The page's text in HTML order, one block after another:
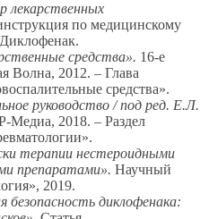
лекарственных
по медицинскому
средства». 16-е
Волна, 2012. – Глава
средства».
руководство / под ред. Е.Л.
2018. – Раздел
терапии нестероидными
препаратами». Научный
2019.
безопасность диклофенака: